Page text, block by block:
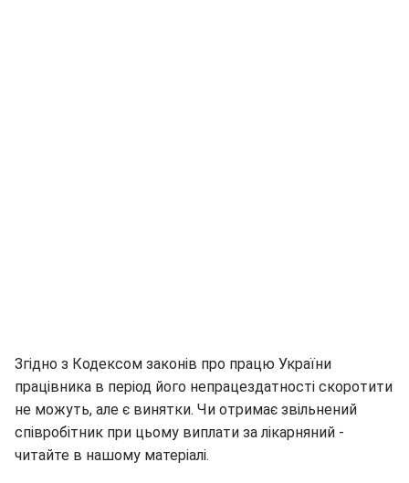
Згідно з Кодексом законів про працю України
працівника в період його непрацездатності скоротити
не можуть, але є винятки. Чи отримає звільнений
співробітник при цьому виплати за лікарняний -
читайте в нашому матеріалі.